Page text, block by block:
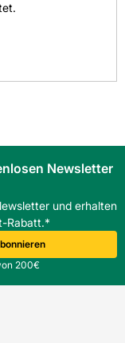
Newsletter
und erhalten
Rabatt.*
200€